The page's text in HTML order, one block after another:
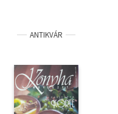
ANTIKVÁR